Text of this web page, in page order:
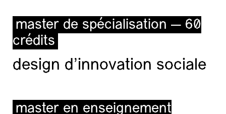
master de spécialisation — 60
crédits
design d'innovation sociale
master en enseignement